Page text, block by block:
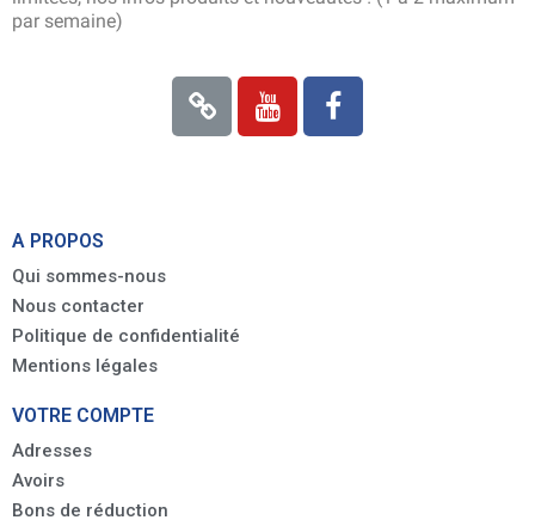
par semaine)
A PROPOS
Qui sommes-nous
Nous contacter
Politique de confidentialité
Mentions légales
VOTRE COMPTE
Adresses
Avoirs
Bons de réduction